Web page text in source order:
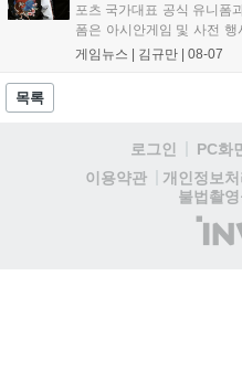
포츠 국가대표 공식 유니폼
폼은 아시안게임 및 사전
구성된 컬렉션은 오는 8월
게임뉴스 | 김규만 08-07
목록
로그인 PC화
이용약관
개인정보
불법촬